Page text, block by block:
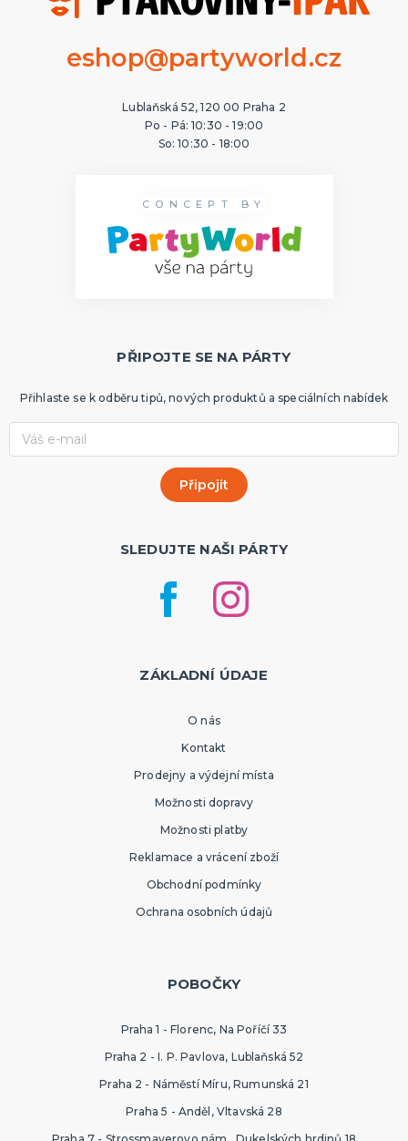
eshop@partyworld.cz
Lublaňská 52, 120 00 Praha 2
Po - Pá: 10:30 - 19:00
So: 10:30 - 18:00
CONCEPT BY
PŘIPOJTE SE NA PÁRTY
Přihlaste se k odběru tipů, nových produktů a speciálních nabídek
SLEDUJTE NAŠI PÁRTY
ZÁKLADNÍ ÚDAJE
O nás
Kontakt
Prodejny a výdejní místa
Možnosti dopravy
Možnosti platby
Reklamace a vrácení zboží
Obchodní podmínky
Ochrana osobních údajů
POBOČKY
Praha 1 - Florenc, Na Poříčí 33
Praha 2 - I. P. Pavlova, Lublaňská 52
Praha 2 - Náměstí Míru, Rumunská 21
Praha 5 - Anděl, Vltavská 28